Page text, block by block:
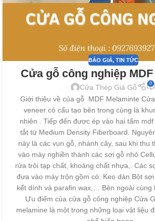
BÁO GIÁ, TIN TỨC
Cửa gỗ công nghiệp
Cửa Thép Giả Gỗ 0
Giới thiệu về của gỗ MDF Melaminte
veneer có cấu tạo bên trong cùng là
nhiên . Tiếp đến được ép vào hai tấm
tắt từ Medium Density Fiberboard.
này là các vụn gỗ, nhánh cây, sau khi thu
vào máy nghiền thành các sợi gỗ nhỏ
rửa trôi tạp chất, khoáng chất nhựa,. Các
đưa vào máy trộn gồm có: Keo dán Bột
kết dính và parafin wax,… Bên ngoài cùng
Ưu điểm của cửa gỗ công nghiệp Cửa
melamine là một trong những loại vật liệu